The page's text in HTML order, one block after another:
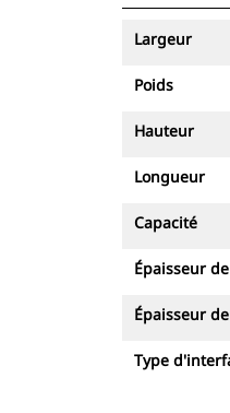
Largeur
Poids
Hauteur
Longueur
Capacité
Épaisseur
Épaisseur
Type